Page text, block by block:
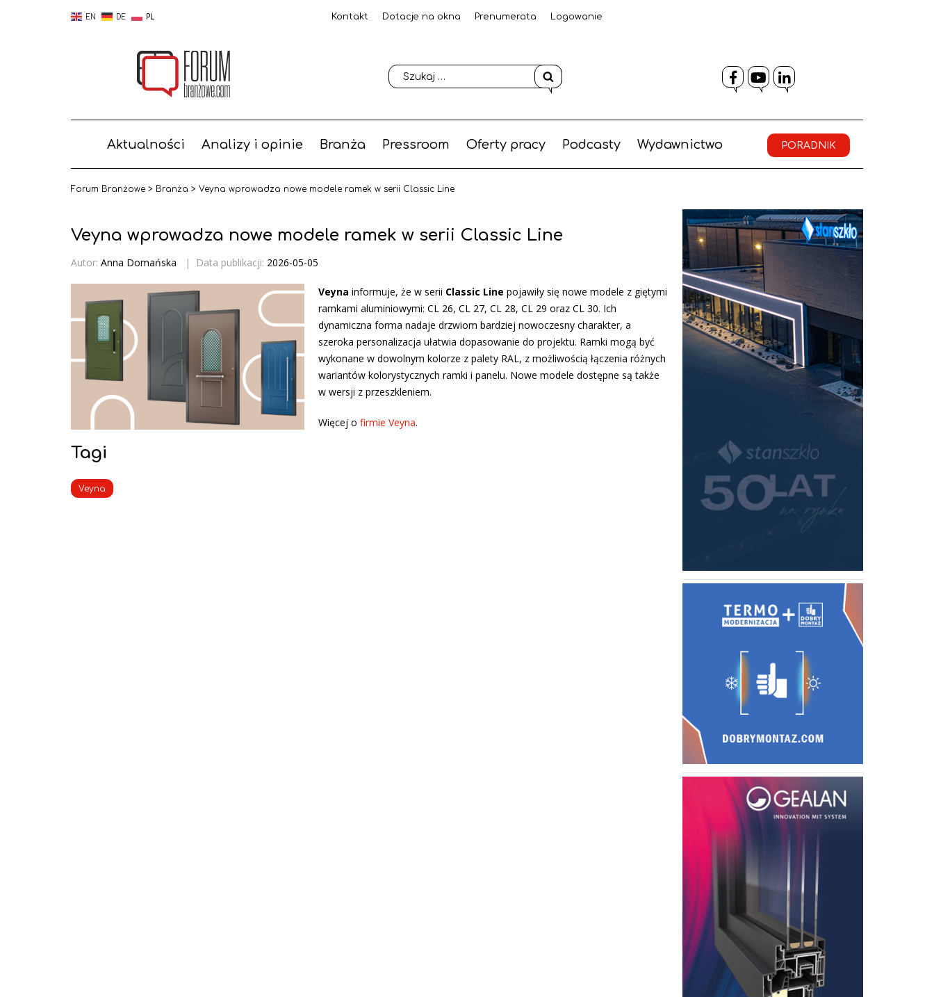
EN DE PL Kontakt Dotacje na okna Prenumerata Logowanie
Facebook
YouTube
LinkedIn
Aktualności Analizy i opinie Branża Pressroom Oferty pracy Podcasty Wydawnictwo PORADNIK
Forum Branżowe > Branża > Veyna wprowadza nowe modele ramek w serii Classic Line
Veyna wprowadza nowe modele ramek w serii Classic Line
Autor: Anna Domańska | Data publikacji: 2026-05-05
Veyna informuje, że w serii Classic Line pojawiły się nowe modele z giętymi
ramkami aluminiowymi: CL 26, CL 27, CL 28, CL 29 oraz CL 30. Ich
dynamiczna forma nadaje drzwiom bardziej nowoczesny charakter, a
szeroka personalizacja ułatwia dopasowanie do projektu. Ramki mogą być
wykonane w dowolnym kolorze z palety RAL, z możliwością łączenia różnych
wariantów kolorystycznych ramki i panelu. Nowe modele dostępne są także
w wersji z przeszkleniem.
Więcej o firmie Veyna.
Tagi
Veyna